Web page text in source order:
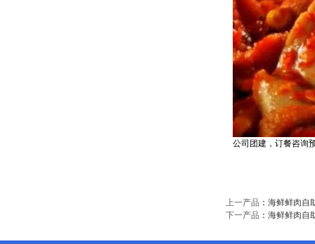
公司团建，订餐咨询
上一产品 ： 海鲜鲜肉自
下一产品 ： 海鲜鲜肉自